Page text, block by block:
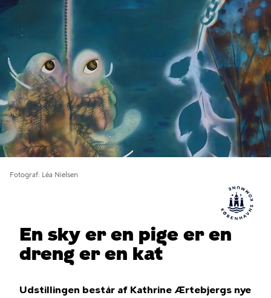
Fotograf Léa Nielsen
En sky er en pige er en
dreng er en kat
Udstillingen består af Kathrine Ærtebjergs nye